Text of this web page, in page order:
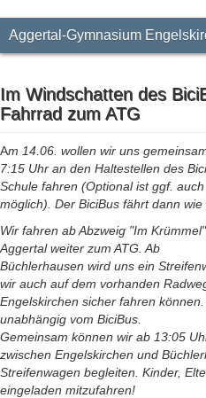
Aggertal-Gymnasium
Im Windschatten des
Fahrrad zum ATG
Am 14.06. wollen wir uns
7:15 Uhr an den Haltestellen des
Schule fahren (Optional ist ggf.
möglich). Der BiciBus fährt dann wie
Wir fahren ab Abzweig "Im
Aggertal weiter zum ATG. Ab
Büchlerhausen wird uns ein
wir auch auf dem vorhanden
Engelskirchen sicher fahren
unabhängig vom BiciBus.
Gemeinsam können wir ab 13:05
zwischen Engelskirchen und
Streifenwagen begleiten. Kinder,
eingeladen mitzufahren!